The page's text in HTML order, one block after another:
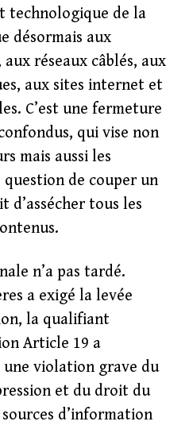
technologique de la
désormais aux
réseaux câblés, aux
aux sites internet et
C’est une fermeture
qui vise non
mais aussi les
de couper un
d’assécher tous les
n’a pas tardé.
a exigé la levée
la qualifiant
Article 19 a
violation grave du
et du droit du
d’information